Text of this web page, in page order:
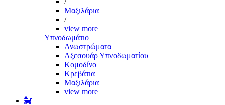
/
Μαξιλάρια
/
view more
Υπνοδωμάτιο
Ανωστρώματα
Αξεσουάρ Υπνοδωματίου
Κομοδίνο
Κρεβάτια
Μαξιλάρια
view more